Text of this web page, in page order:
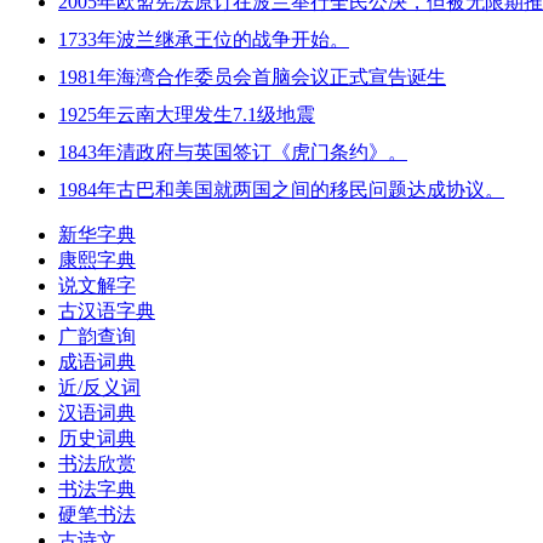
1733年波兰继承王位的战争开始。
1981年海湾合作委员会首脑会议正式宣告诞生
1925年云南大理发生7.1级地震
1843年清政府与英国签订《虎门条约》。
1984年古巴和美国就两国之间的移民问题达成协议。
新华字典
康熙字典
说文解字
古汉语字典
广韵查询
成语词典
近/反义词
汉语词典
历史词典
书法欣赏
书法字典
硬笔书法